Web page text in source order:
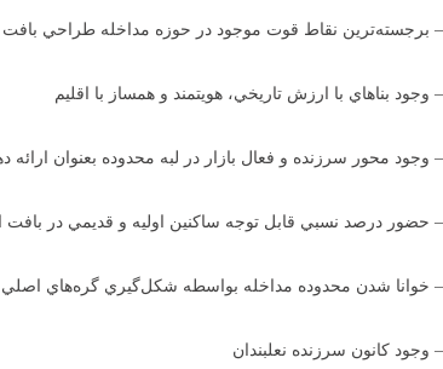
– برجسته‌ترين نقاط قوت موجود در حوزه مداخله طراحي
– وجود بناهاي با ارزش تاريخي، هويتمند و همساز با اقليم
– وجود محور سرزنده و فعال بازار در لبه محدوده بعنوان
– حضور درصد نسبي قابل توجه ساكنين اوليه و قديمي در
– خوانا شدن محدوده مداخله بواسطه شكل‌گيري گره‌هاي اصلي
– وجود كانون سرزنده نعلبندان